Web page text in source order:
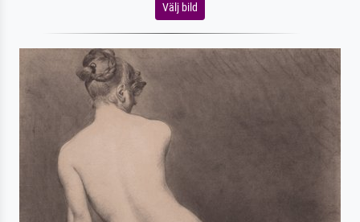
Välj bild